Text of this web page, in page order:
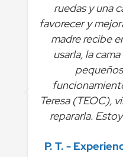
ruedas y una
favorecer y
madre recibe
usarla, la
Teresa (TEOC),
repararla.
P. T. -